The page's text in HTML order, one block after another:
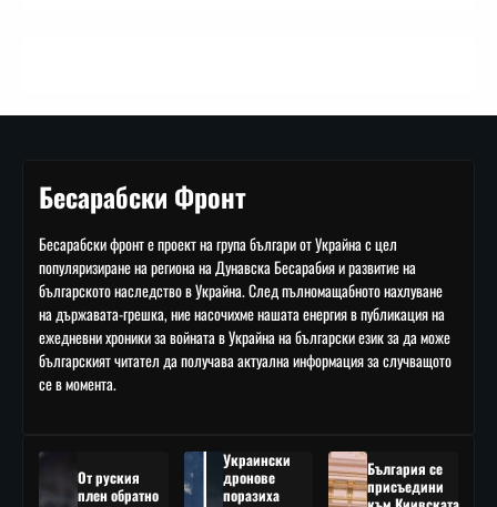
Бесарабски Фронт
Бесарабски фронт е проект на група българи от Украйна с цел
популяризиране на региона на Дунавска Бесарабия и развитие на
българското наследство в Украйна. След пълномащабното нахлуване
на държавата-грешка, ние насочихме нашата енергия в публикация на
ежедневни хроники за войната в Украйна на български език за да може
българският читател да получава актуална информация за случващото
се в момента.
От руския
плен обратно
Украински
дронове
поразиха
България се
присъедини